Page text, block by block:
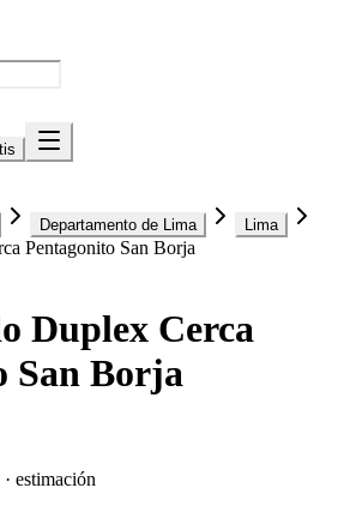
Departamento de Lima Lima
Pentagonito San Borja
Duplex Cerca
San Borja
estimación